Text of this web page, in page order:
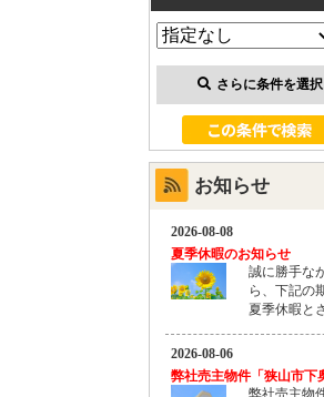
さらに条件を選択
お知らせ